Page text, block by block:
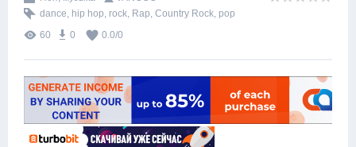
dance, hip hop, rock, Rap, Country Rock, pop
60
0 0.0/0